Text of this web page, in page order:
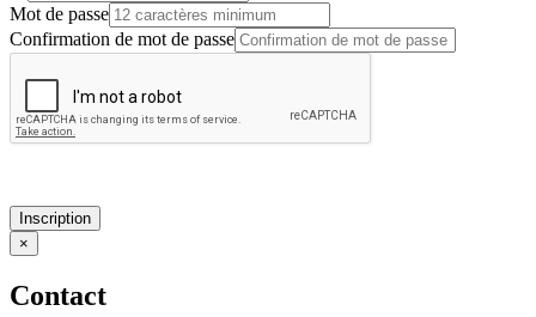
Mot de passe
Confirmation de mot de passe
Inscription
×
Contact